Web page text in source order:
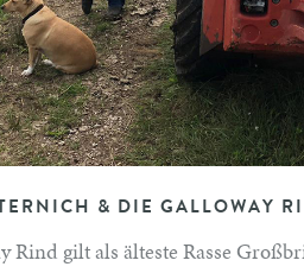
& DIE GALLOWAY
Rind gilt als älteste Rasse